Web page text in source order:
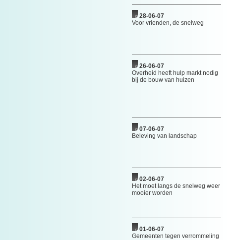
28-06-07
Voor vrienden, de snelweg
26-06-07
Overheid heeft hulp markt nodig
bij de bouw van huizen
07-06-07
Beleving van landschap
02-06-07
Het moet langs de snelweg weer
mooier worden
01-06-07
Gemeenten tegen verrommeling